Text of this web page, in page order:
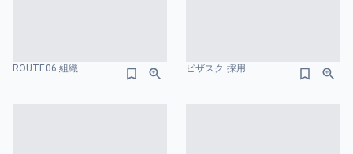
ROUTE06 組織図のスライドデザイン ビザスク 採用ピッチ資料 組織図のスライドデザイン